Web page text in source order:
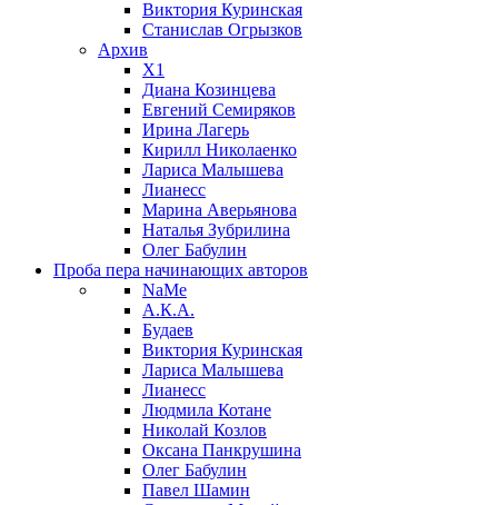
Виктория Куринская
Станислав Огрызков
Архив
X1
Диана Козинцева
Евгений Семиряков
Ирина Лагерь
Кирилл Николаенко
Лариса Малышева
Лианесс
Марина Аверьянова
Наталья Зубрилина
Олег Бабулин
Проба пера начинающих авторов
NaMe
А.К.А.
Будаев
Виктория Куринская
Лариса Малышева
Лианесс
Людмила Котане
Николай Козлов
Оксана Панкрушина
Олег Бабулин
Павел Шамин